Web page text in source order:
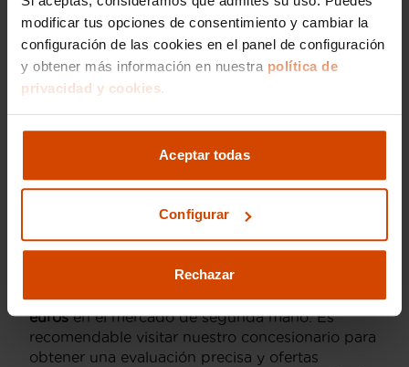
modificar tus opciones de consentimiento y cambiar la
configuración de las cookies en el panel de configuración
y obtener más información en nuestra política de
privacidad y cookies.
Aceptar todas
Configurar
Rechazar
El mercado de vehículos de segunda mano en
Sevilla ofrece una gran variedad de opciones
para aquellos interesados en adquirir un Smart.
Los precios de unSmart Fortwode segunda
mano pueden variar considerablemente
dependiendo de factores como el kilometraje, el
año de fabricación y el estado general del coche.
Actualmente, los precios empiezan desde
aproximadamente7,000 eurospara modelos
más antiguos y pueden llegar hasta15,000
para versiones más recientes con bajo
kilometraje y características adicionales. Por otro
lado, elSmart Forfour, que ofrece más espacio
pero mantiene las mismas ventajas de eficiencia,
tiene precios que oscilan entre9,000 y 18,000
eurosen el mercado de segunda mano. Es
recomendable visitar nuestro concesionario para
obtener una evaluación precisa y ofertas